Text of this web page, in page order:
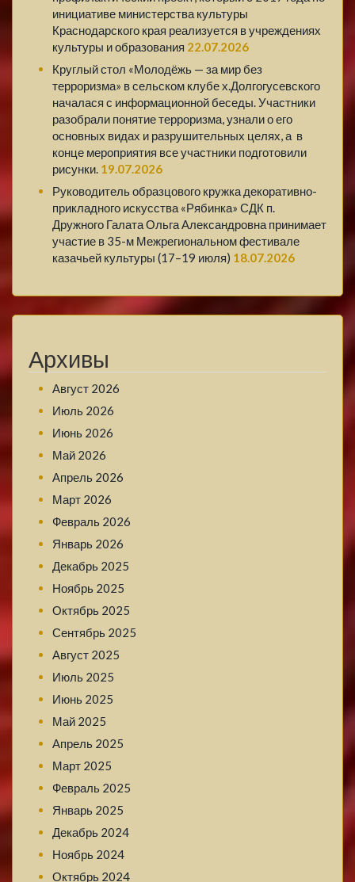
инициативе министерства культуры
Краснодарского края реализуется в учреждениях
культуры и образования 22.07.2026
Круглый стол «Молодёжь — за мир без
терроризма» в сельском клубе х.Долгогусевского
началася с информационной беседы. Участники
разобрали понятие терроризма, узнали о его
основных видах и разрушительных целях, а в
конце мероприятия все участники подготовили
рисунки. 19.07.2026
Руководитель образцового кружка декоративно-
прикладного искусства «Рябинка» СДК п.
Дружного Галата Ольга Александровна принимает
участие в 35-м Межрегиональном фестивале
казачьей культуры (17–19 июля) 18.07.2026
Архивы
Август 2026
Июль 2026
Июнь 2026
Май 2026
Апрель 2026
Март 2026
Февраль 2026
Январь 2026
Декабрь 2025
Ноябрь 2025
Октябрь 2025
Сентябрь 2025
Август 2025
Июль 2025
Июнь 2025
Май 2025
Апрель 2025
Март 2025
Февраль 2025
Январь 2025
Декабрь 2024
Ноябрь 2024
Октябрь 2024